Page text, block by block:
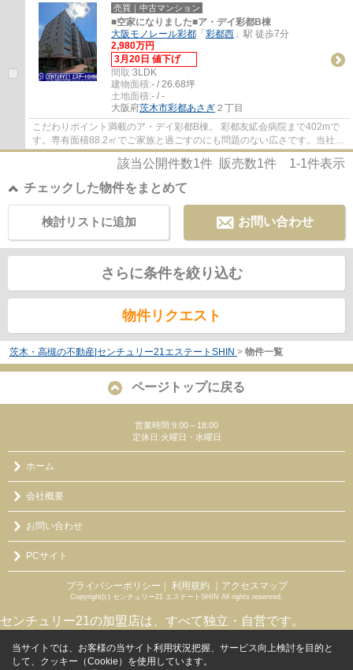
売買｜中古マンション
■空家になりました■ア・デイ彩都B棟
大阪モノレール彩都 「 彩都西 」駅 徒歩7分
2,980万円
3月20日 値下げ
間取:3LDK
建物面積:- / 26.68坪
土地面積:- / -
大阪府茨木市彩都あさぎ ２丁目
こだわりポイント満載のア・デイ彩都B棟。 彩都友絋会病院まで402mで
す。専有面積88.2㎡でご家族と過ごすのにも問題のない広さです。当社は
確かな不動産情報をご提供しております。こ...
該当公開件数1件 販売数1件 1-1件表示
チェックした物件をまとめて
お問い合わせ
検討リストに追加
さらに条件を絞り込む
物件リクエスト
茨木・高槻の不動産|センチュリー21エステートSHIN > 物件一覧
ページトップに戻る
営業時間:9:00～18:00
定休日:火曜日・水曜日
ホーム
会社概要
お問い合わせ
PCサイト
プライバシーポリシー ｜ 利用規約 ｜アクセスマップ
Copyright(c) センチュリー21 エステートSHIN All rights reserved.
センチュリー21の加盟店は、すべて独立・自営です。
当サイトでは、お客様の当サイト利用状況把握、サービス向上検討を目的と
して、クッキー（Cookie）を使用しています。